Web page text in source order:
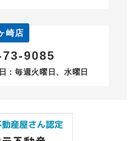
崎店
9085
：毎週火曜日、水曜日